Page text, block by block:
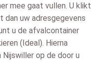
mee gaat vullen. U klikt
dan uw adresgegevens
u de afvalcontainer
(Ideal). Hierna
op de door u